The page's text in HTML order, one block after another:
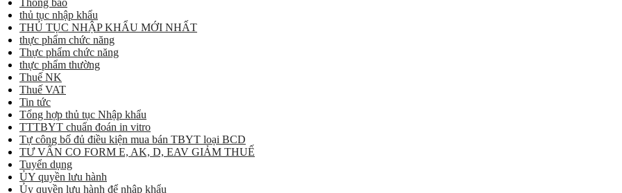
thủ tục nhập khẩu
THỦ TỤC NHẬP KHẨU MỚI NHẤT
thực phẩm chức năng
Thực phẩm chức năng
thực phẩm thường
Thuế NK
Thuế VAT
Tin tức
Tổng hợp thủ tục Nhập khẩu
TTTBYT chuẩn đoán in vitro
Tự công bố đủ điều kiện mua bán TBYT loại BCD
TƯ VẤN CO FORM E, AK, D, EAV GIẢM THUẾ
Tuyển dụng
ỦY quyền lưu hành
Ủy quyền lưu hành để nhập khẩu